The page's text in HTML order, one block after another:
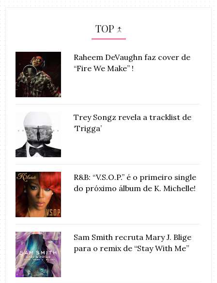
TOP ↑
Raheem DeVaughn faz cover de
“Fire We Make” !
Trey Songz revela a tracklist de
‘Trigga’
R&B: “V.S.O.P.” é o primeiro single
do próximo álbum de K. Michelle!
Sam Smith recruta Mary J. Blige
para o remix de “Stay With Me”